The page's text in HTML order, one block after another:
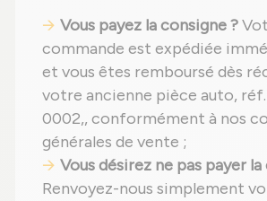
Vous payez la consigne ?
commande est expédiée
et vous êtes remboursé dès
votre ancienne pièce auto,
0002,, conformément à nos
générales de vente ;
Vous désirez ne pas payer
Renvoyez-nous simplement